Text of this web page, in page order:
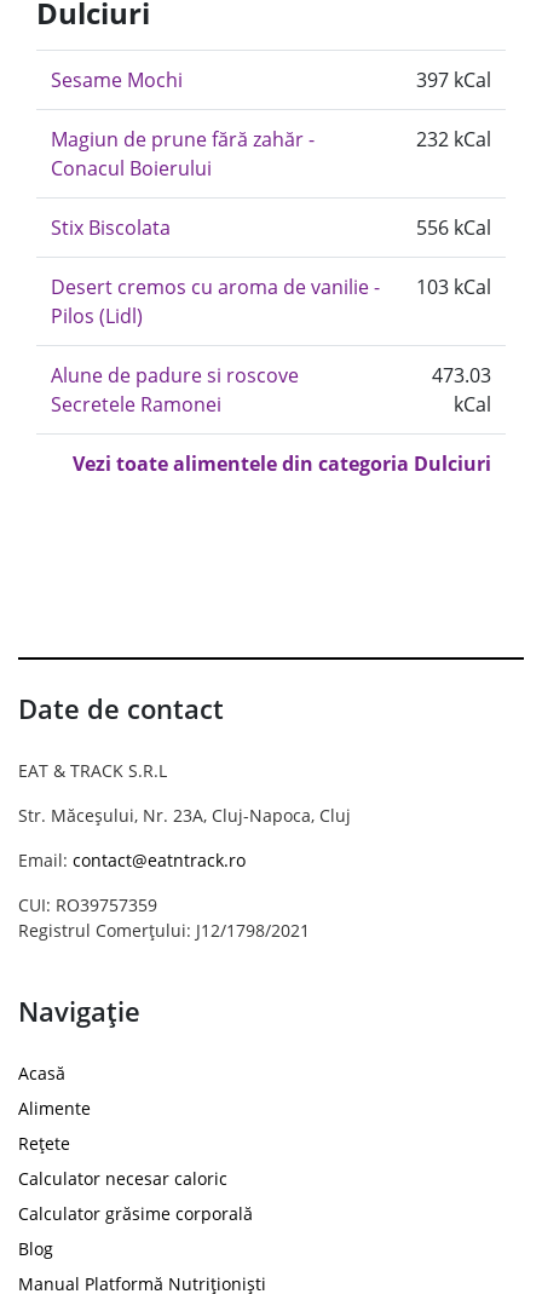
Dulciuri
Sesame Mochi 397 kCal
Magiun de prune fără zahăr -
Conacul Boierului
232 kCal
Stix Biscolata 556 kCal
Desert cremos cu aroma de vanilie -
Pilos (Lidl)
103 kCal
Alune de padure si roscove
Secretele Ramonei
473.03
kCal
Vezi toate alimentele din categoria Dulciuri
Date de contact
EAT & TRACK S.R.L
Str. Măceșului, Nr. 23A, Cluj-Napoca, Cluj
Email: contact@eatntrack.ro
CUI: RO39757359
Registrul Comerțului: J12/1798/2021
Navigație
Acasă
Alimente
Rețete
Calculator necesar caloric
Calculator grăsime corporală
Blog
Manual Platformă Nutriționiști